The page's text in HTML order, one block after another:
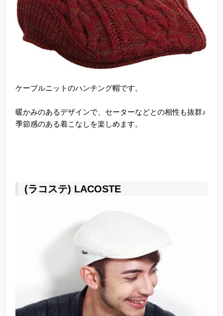
ケーブルニットのハンチング帽です。
暖かみのあるデザインで、セーターなどとの相性も抜群♪
季節感のある着こなしを楽しめます。
(ラコステ) LACOSTE